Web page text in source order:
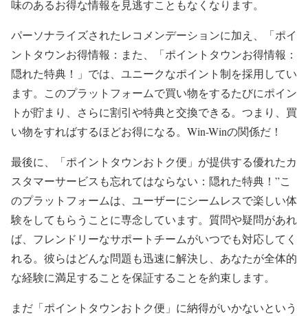
味のあるお得な情報を見逃すこともなくなります。
パーソナライズされたレコメンデーションに加え、「ポイ
ントタウンお得情報：また、「ポイントタウンお得情報：
隠れた特典！」では、ユニークなポイント制を採用してい
ます。このプラットフォームで買い物をするたびにポイン
トが貯まり、さらに割引や特典と交換できる。つまり、買
い物をすればするほどお得になる。Win-Winの関係だ！
最後に、「ポイントタウンおトク便」が提供する優れたカ
スタマーサービスも忘れてはならない：隠れた特典！”こ
のプラットフォームは、ユーザーにシームレスで楽しい体
験をしてもらうことに専念しています。質問や疑問があれ
ば、フレンドリーなサポートチームがいつでも対応してく
れる。彼らはどんな問題も迅速に解決し、あなたが全体的
な経験に満足することを保証することを約束します。
まだ「ポイントタウンおトク便」に納得がいかないという